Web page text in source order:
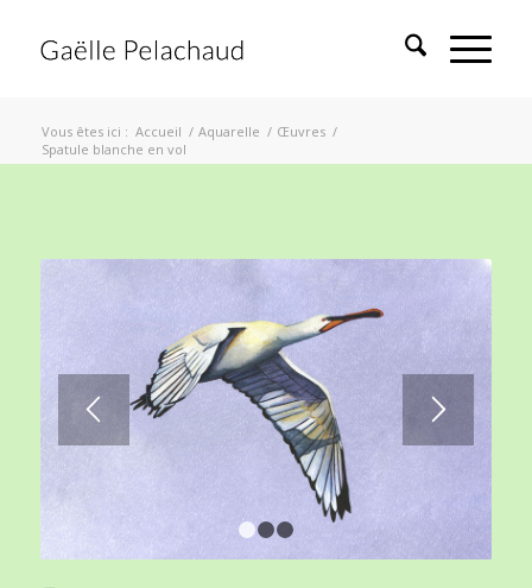
Vous êtes ici : Accueil / Aquarelle / Œuvres /
Spatule blanche en vol